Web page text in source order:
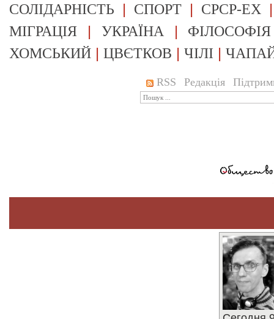
СОЛІДАРНІСТЬ | СПОРТ | СРСР-EX
МІГРАЦІЯ | УКРАЇНА | ФІЛОСОФІЯ
ХОМСЬКИЙ | ЦВЄТКОВ | ЧІЛІ |
RSS Редакція